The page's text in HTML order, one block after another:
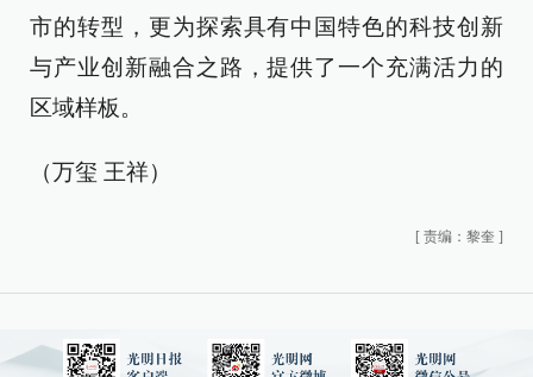
市的转型，更为探索具有中国特色的科技创新
与产业创新融合之路，提供了一个充满活力的
区域样板。
（万玺 王祥）
[ 责编：黎奎 ]